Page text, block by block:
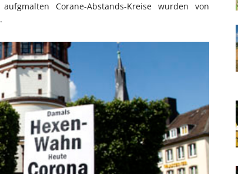
Corane-Abstands-Kreise wurden von